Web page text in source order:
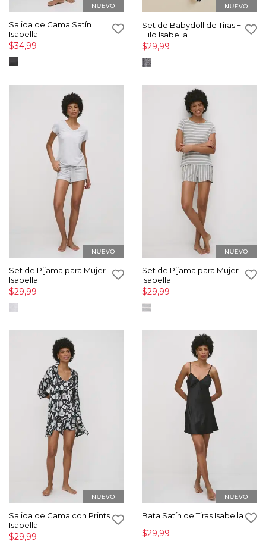
Salida de Cama Satín
Isabella
$34,99
Set de Babydoll de Tiras +
Hilo Isabella
$29,99
Set de Pijama para Mujer
Isabella
$29,99
Set de Pijama para Mujer
Isabella
$29,99
Salida de Cama con Prints
Isabella
$29,99
Bata Satín de Tiras Isabella
$29,99